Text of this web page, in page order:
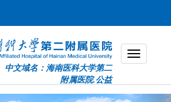
中文域名：海南医科大学第二
附属医院.公益